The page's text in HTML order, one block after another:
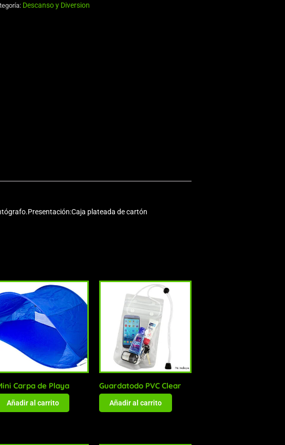
Descanso y Diversion
plateada de cartón
Carpa de Playa
Añadir al carrito
Guardatodo PVC Clear
Añadir al carrito